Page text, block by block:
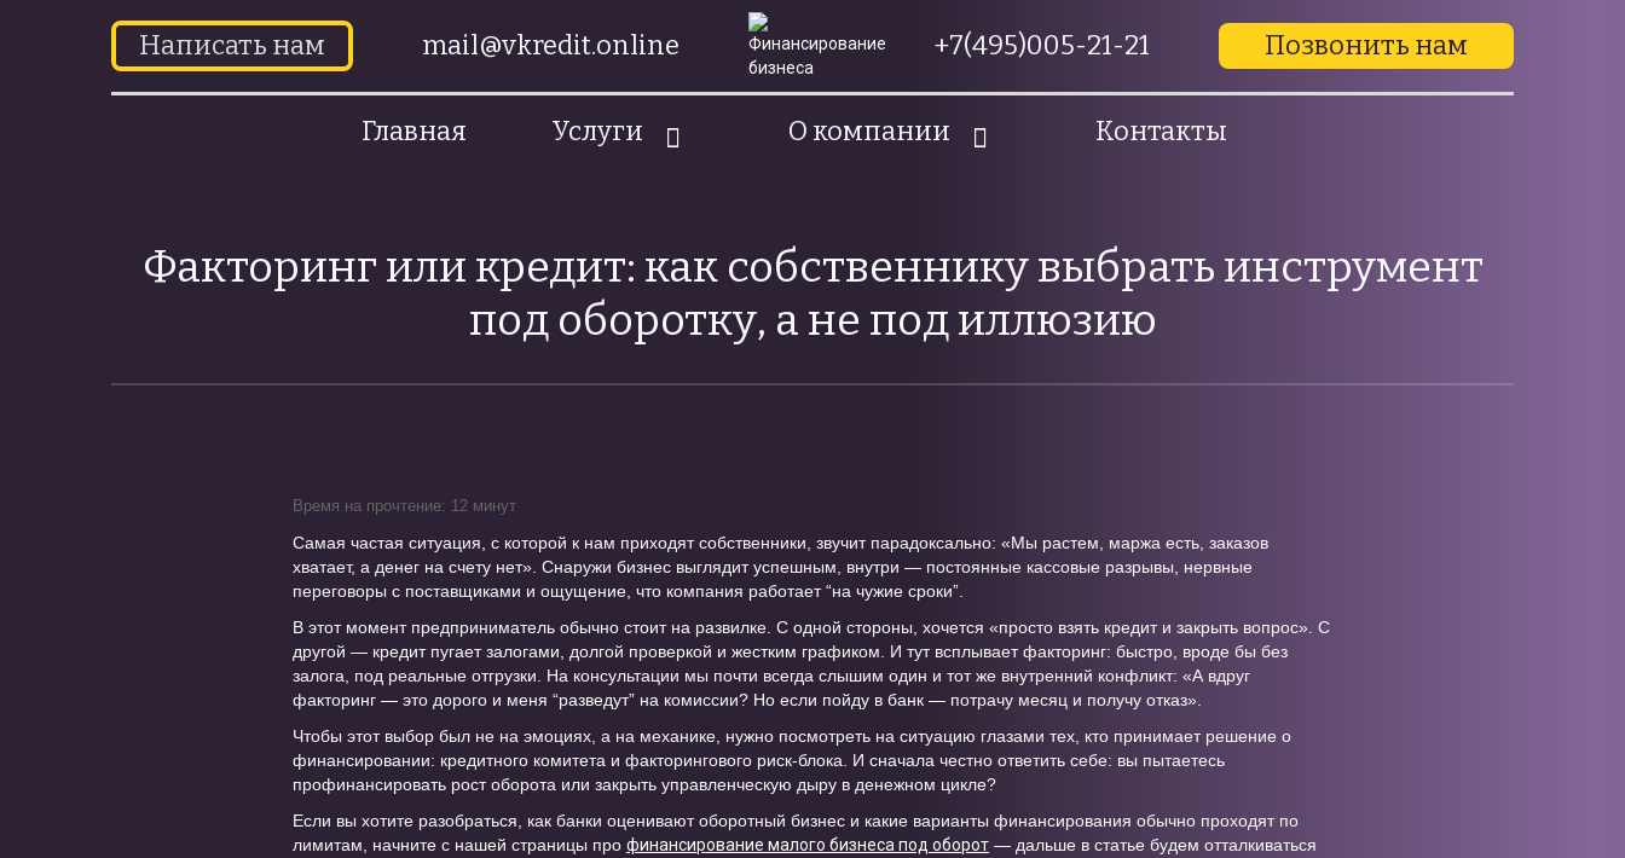
Написать нам mail@vkredit.online +7(495)005-21-21 Позвонить нам
Главная Услуги О компании Контакты
Факторинг или кредит: как собственнику выбрать инструмент
под оборотку, а не под иллюзию
Время на прочтение: 12 минут
Самая частая ситуация, с которой к нам приходят собственники, звучит парадоксально: «Мы растем, маржа есть, заказов
хватает, а денег на счету нет». Снаружи бизнес выглядит успешным, внутри — постоянные кассовые разрывы, нервные
переговоры с поставщиками и ощущение, что компания работает “на чужие сроки”.
В этот момент предприниматель обычно стоит на развилке. С одной стороны, хочется «просто взять кредит и закрыть вопрос». С
другой — кредит пугает залогами, долгой проверкой и жестким графиком. И тут всплывает факторинг: быстро, вроде бы без
залога, под реальные отгрузки. На консультации мы почти всегда слышим один и тот же внутренний конфликт: «А вдруг
факторинг — это дорого и меня “разведут” на комиссии? Но если пойду в банк — потрачу месяц и получу отказ».
Чтобы этот выбор был не на эмоциях, а на механике, нужно посмотреть на ситуацию глазами тех, кто принимает решение о
финансировании: кредитного комитета и факторингового риск-блока. И сначала честно ответить себе: вы пытаетесь
профинансировать рост оборота или закрыть управленческую дыру в денежном цикле?
Если вы хотите разобраться, как банки оценивают оборотный бизнес и какие варианты финансирования обычно проходят по
лимитам, начните с нашей страницы про финансирование малого бизнеса под оборот — дальше в статье будем отталкиваться